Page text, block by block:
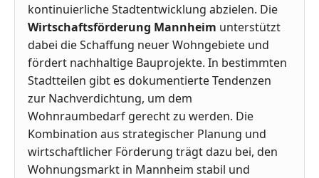
kontinuierliche Stadtentwicklung abzielen. Die
Wirtschaftsförderung Mannheim unterstützt
dabei die Schaffung neuer Wohngebiete und
fördert nachhaltige Bauprojekte. In bestimmten
Stadtteilen gibt es dokumentierte Tendenzen
zur Nachverdichtung, um dem
Wohnraumbedarf gerecht zu werden. Die
Kombination aus strategischer Planung und
wirtschaftlicher Förderung trägt dazu bei, den
Wohnungsmarkt in Mannheim stabil und